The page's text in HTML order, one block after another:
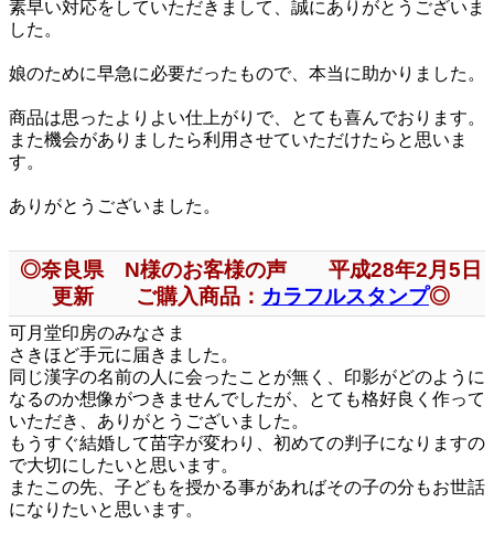
素早い対応をしていただきまして、誠にありがとうございま
した。
娘のために早急に必要だったもので、本当に助かりました。
商品は思ったよりよい仕上がりで、とても喜んでおります。
また機会がありましたら利用させていただけたらと思いま
す。
ありがとうございました。
◎奈良県 N様のお客様の声 平成28年2月5日
更新 ご購入商品： カラフルスタンプ◎
可月堂印房のみなさま
さきほど手元に届きました。
同じ漢字の名前の人に会ったことが無く、印影がどのように
なるのか想像がつきませんでしたが、とても格好良く作って
いただき、ありがとうございました。
もうすぐ結婚して苗字が変わり、初めての判子になりますの
で大切にしたいと思います。
またこの先、子どもを授かる事があればその子の分もお世話
になりたいと思います。